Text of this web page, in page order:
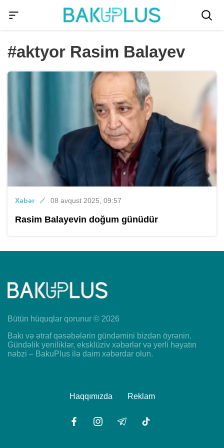
#aktyor Rasim Balayev
Xəbər 08 avqust 2025, 09:57
Rasim Balayevin doğum günüdür
Bütün hüquqlar qorunur © 2026
Bakı və ətraf qəsəbələrin gündəmini bizdən öyrənin.
Gündəlik yeniliklər, eksklüziv xəbərlər və yerli həyatın
nəbzi – BakuPlus ilə daim xəbərdar olun.
Haqqımızda Reklam